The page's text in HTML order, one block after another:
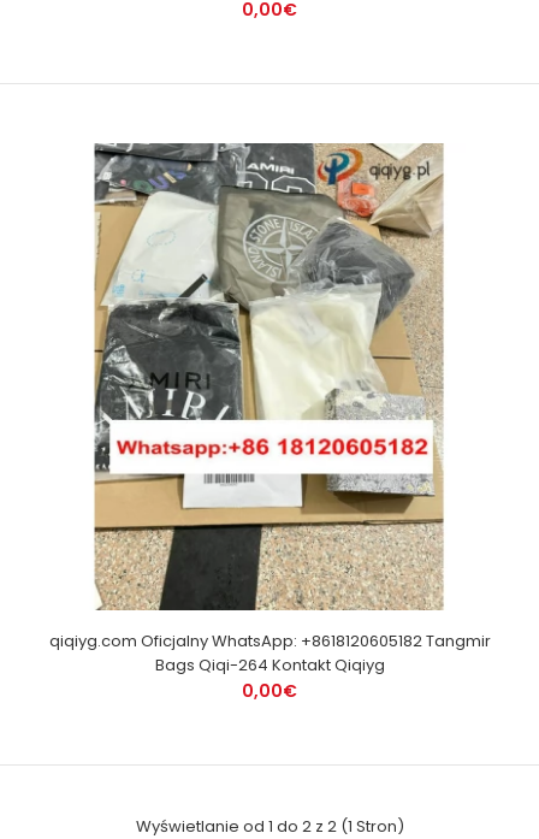
0,00€
qiqiyg.com Oficjalny WhatsApp: +8618120605182 Tangmir
Bags Qiqi-264 Kontakt Qiqiyg
0,00€
Wyświetlanie od 1 do 2 z 2 (1 Stron)